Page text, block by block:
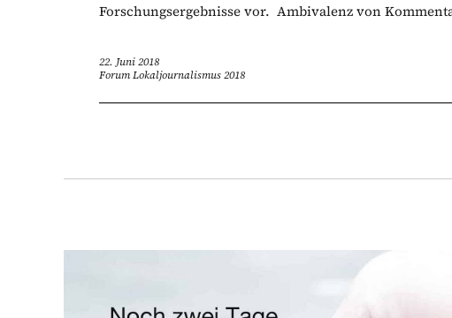
Forschungsergebnisse vor. Ambivalenz von
22. Juni 2018
Forum Lokaljournalismus 2018